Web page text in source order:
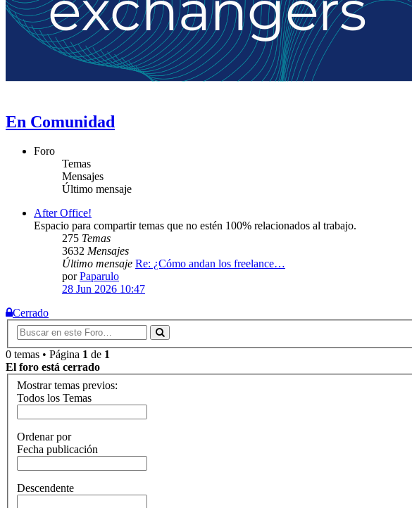
En Comunidad
Foro
Temas
Mensajes
Último mensaje
After Office!
Espacio para compartir temas que no estén 100% relacionados al trabajo.
275 Temas
3632 Mensajes
Último mensaje Re: ¿Cómo andan los freelance…
porPaparulo
28 Jun 2026 10:47
Cerrado
0 temas • Página 1 de 1
El foro está cerrado
Mostrar temas previos:
Todos los Temas
Ordenar por
Fecha publicación
Descendente